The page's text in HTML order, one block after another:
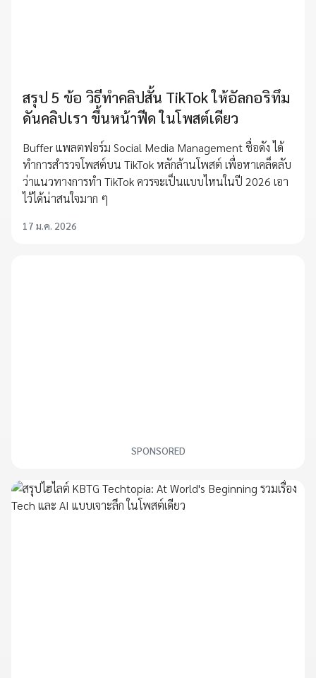
สรุป 5 ข้อ วิธีทำคลิปสั้น TikTok ให้อัลกอริทึม
ดันคลิปเรา ขึ้นหน้าฟีด ในโพสต์เดียว
Buffer แพลตฟอร์ม Social Media Management ชื่อดัง ได้
ทำการสำรวจโพสต์บน TikTok หลักล้านโพสต์ เพื่อหาเคล็ดลับ
ว่าแนวทางการทำ TikTok ควรจะเป็นแบบไหนในปี 2026 เอา
ไว้ได้น่าสนใจมาก ๆ
17 ม.ค. 2026
SPONSORED